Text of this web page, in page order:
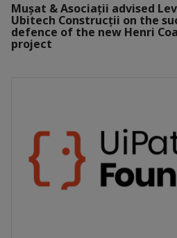
Mușat & Asociații advised
Ubitech Construcții on the
defence of the new Henri
project